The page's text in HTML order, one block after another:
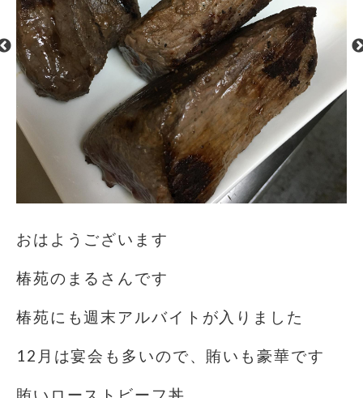
おはようございます️
椿苑のまるさんです
椿苑にも週末アルバイトが入りました
12月は宴会も多いので、賄いも豪華です